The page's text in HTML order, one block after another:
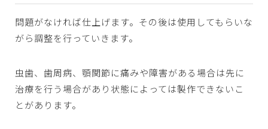
問題がなければ仕上げます。その後は使用してもらいな
がら調整を行っていきます。
虫歯、歯周病、顎関節に痛みや障害がある場合は先に
治療を行う場合があり状態によっては製作できないこ
とがあります。